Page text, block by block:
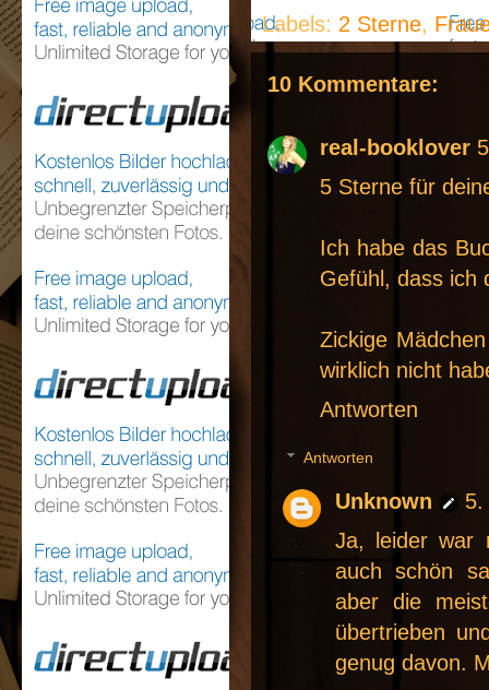
Labels: 2 Sterne,
10 Kommentare:
real-booklover
5 Sterne für
Ich habe das
Gefühl, dass ich
Zickige
wirklich nicht
Antworten
Antworten
Unknown
5.
Ja, leider war
auch schön
aber die
übertrieben
genug davon.